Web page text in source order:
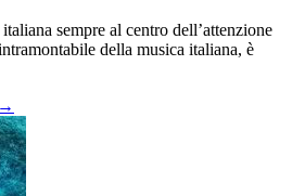
sempre al centro dell’attenzione
della musica italiana, è